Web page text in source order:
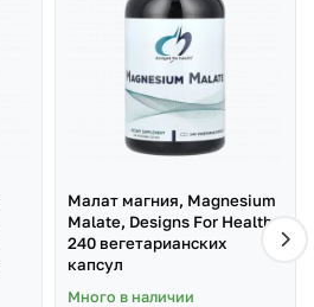
Малат магния, Magnesium
Malate, Designs For Health,
240 вегетарианских
капсул
Много в наличии